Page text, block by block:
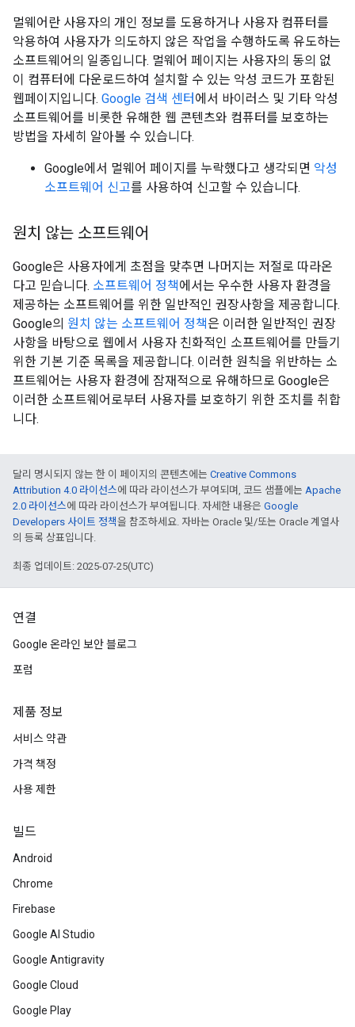
멀웨어란 사용자의 개인 정보를 도용하거나 사용자 컴퓨터를
악용하여 사용자가 의도하지 않은 작업을 수행하도록 유도하는
소프트웨어의 일종입니다. 멀웨어 페이지는 사용자의 동의 없
이 컴퓨터에 다운로드하여 설치할 수 있는 악성 코드가 포함된
웹페이지입니다. Google 검색 센터 에서 바이러스 및 기타 악성
소프트웨어를 비롯한 유해한 웹 콘텐츠와 컴퓨터를 보호하는
방법을 자세히 알아볼 수 있습니다.
Google에서 멀웨어 페이지를 누락했다고 생각되면 악성
소프트웨어 신고를 사용하여 신고할 수 있습니다.
원치 않는 소프트웨어
Google은 사용자에게 초점을 맞추면 나머지는 저절로 따라온
다고 믿습니다. 소프트웨어 정책 에서는 우수한 사용자 환경을
제공하는 소프트웨어를 위한 일반적인 권장사항을 제공합니다.
Google의 원치 않는 소프트웨어 정책 은 이러한 일반적인 권장
사항을 바탕으로 웹에서 사용자 친화적인 소프트웨어를 만들기
위한 기본 기준 목록을 제공합니다. 이러한 원칙을 위반하는 소
프트웨어는 사용자 환경에 잠재적으로 유해하므로 Google은
이러한 소프트웨어로부터 사용자를 보호하기 위한 조치를 취합
니다.
달리 명시되지 않는 한 이 페이지의 콘텐츠에는 Creative Commons
Attribution 4.0 라이선스에 따라 라이선스가 부여되며, 코드 샘플에는 Apache
2.0 라이선스에 따라 라이선스가 부여됩니다. 자세한 내용은 Google
Developers 사이트 정책을 참조하세요. 자바는 Oracle 및/또는 Oracle 계열사
의 등록 상표입니다.
최종 업데이트: 2025-07-25(UTC)
연결
Google 온라인 보안 블로그
포럼
제품 정보
서비스 약관
가격 책정
사용 제한
빌드
Android
Chrome
Firebase
Google AI Studio
Google Antigravity
Google Cloud
Google Play